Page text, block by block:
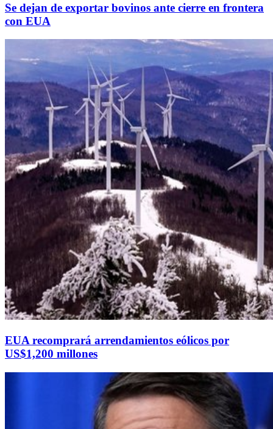
Se dejan de exportar bovinos ante cierre en frontera
con EUA
EUA recomprará arrendamientos eólicos por
US$1,200 millones